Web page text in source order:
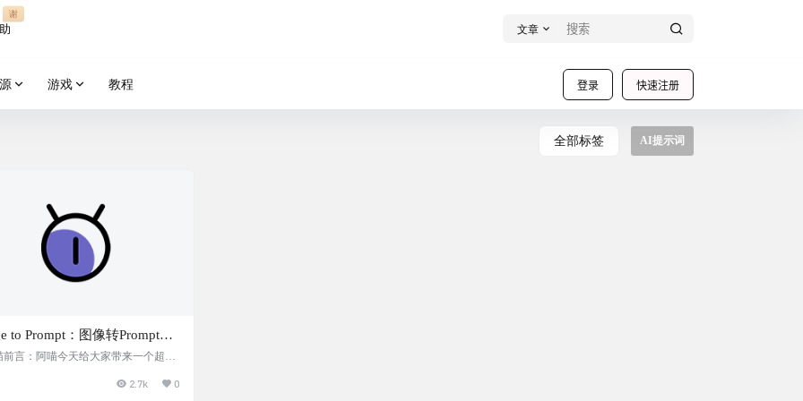
谢
文章
登录 快速注册
游戏 教程
全部标签 AI提示词
to Prompt：图像转Prompt提
具，实测效果良好，能够生
前言：阿喵今天给大家带来一个超实
把任何图片转换成AI模型能理解的提
2.7k 0